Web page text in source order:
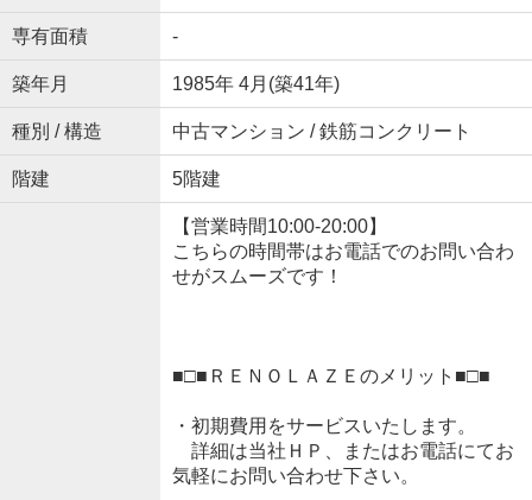
専有面積 -
築年月 1985年 4月(築41年)
種別 / 構造 中古マンション / 鉄筋コンクリート
階建 5階建
【営業時間10:00-20:00】
こちらの時間帯はお電話でのお問い合わ
せがスムーズです！
■□■ＲＥＮＯＬＡＺＥのメリット■□■
・初期費用をサービスいたします。
詳細は当社ＨＰ、またはお電話にてお
気軽にお問い合わせ下さい。